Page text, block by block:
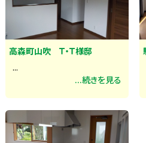
高森町山吹 Ｔ・Ｔ様邸
...
...続きを見る